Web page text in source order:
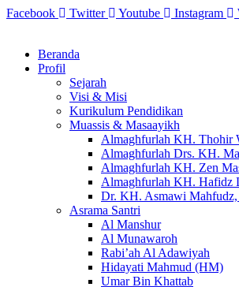
Skip
Facebook Twitter Youtube Instagram
Beranda
Profil
Sejarah
Visi & Misi
Kurikulum Pendidikan
Muassis & Masaayikh
Almaghfurlah KH. Thohir
Almaghfurlah Drs. KH.
Almaghfurlah KH. Zen
Almaghfurlah KH. Hafidz
Dr. KH. Asmawi
Asrama Santri
Al Manshur
Al Munawaroh
Rabi’ah Al Adawiyah
Hidayati Mahmud (HM)
Umar Bin Khattab